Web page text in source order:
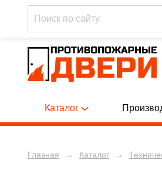
Каталог
ПРОТИВОПОЖАРНЫЕ ДВЕРИ
Главная → Каталог →